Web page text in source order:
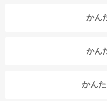
かん
かん
かん